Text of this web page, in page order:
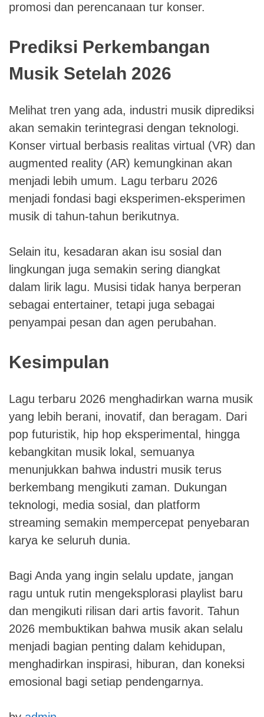
promosi dan perencanaan tur konser.
Prediksi Perkembangan
Musik Setelah 2026
Melihat tren yang ada, industri musik diprediksi
akan semakin terintegrasi dengan teknologi.
Konser virtual berbasis realitas virtual (VR) dan
augmented reality (AR) kemungkinan akan
menjadi lebih umum. Lagu terbaru 2026
menjadi fondasi bagi eksperimen-eksperimen
musik di tahun-tahun berikutnya.
Selain itu, kesadaran akan isu sosial dan
lingkungan juga semakin sering diangkat
dalam lirik lagu. Musisi tidak hanya berperan
sebagai entertainer, tetapi juga sebagai
penyampai pesan dan agen perubahan.
Kesimpulan
Lagu terbaru 2026 menghadirkan warna musik
yang lebih berani, inovatif, dan beragam. Dari
pop futuristik, hip hop eksperimental, hingga
kebangkitan musik lokal, semuanya
menunjukkan bahwa industri musik terus
berkembang mengikuti zaman. Dukungan
teknologi, media sosial, dan platform
streaming semakin mempercepat penyebaran
karya ke seluruh dunia.
Bagi Anda yang ingin selalu update, jangan
ragu untuk rutin mengeksplorasi playlist baru
dan mengikuti rilisan dari artis favorit. Tahun
2026 membuktikan bahwa musik akan selalu
menjadi bagian penting dalam kehidupan,
menghadirkan inspirasi, hiburan, dan koneksi
emosional bagi setiap pendengarnya.